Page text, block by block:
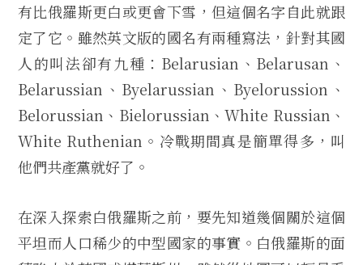
有比俄羅斯更白或更會下雪，但這個名字自此就跟
定了它。雖然英文版的國名有兩種寫法，針對其國
人的叫法卻有九種：Belarusian、Belarusan、
Belarussian、Byelarussian、Byelorussion、
Belorussian、Bielorussian、White Russian、
White Ruthenian。冷戰期間真是簡單得多，叫
他們共產黨就好了。
在深入探索白俄羅斯之前，要先知道幾個關於這個
平坦而人口稀少的中型國家的事實。白俄羅斯的面